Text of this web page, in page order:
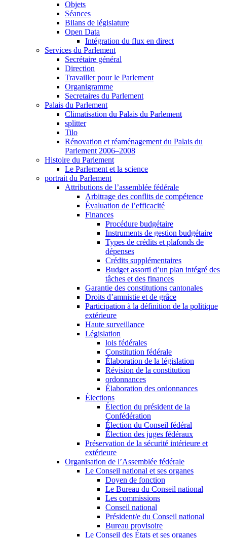
Objets
Séances
Bilans de législature
Open Data
Intégration du flux en direct
Services du Parlement
Secrétaire général
Direction
Travailler pour le Parlement
Organigramme
Secretaires du Parlement
Palais du Parlement
Climatisation du Palais du Parlement
splitter
Tilo
Rénovation et réaménagement du Palais du
Parlement 2006–2008
Histoire du Parlement
Le Parlement et la science
portrait du Parlement
Attributions de l’assemblée fédérale
Arbitrage des conflits de compétence
Évaluation de l’efficacité
Finances
Procédure budgétaire
Instruments de gestion budgétaire
Types de crédits et plafonds de
dépenses
Crédits supplémentaires
Budget assorti d’un plan intégré des
tâches et des finances
Garantie des constitutions cantonales
Droits d’amnistie et de grâce
Participation à la définition de la politique
extérieure
Haute surveillance
Législation
lois fédérales
Constitution fédérale
Élaboration de la législation
Révision de la constitution
ordonnances
Élaboration des ordonnances
Élections
Élection du président de la
Confédération
Élection du Conseil fédéral
Élection des juges fédéraux
Préservation de la sécurité intérieure et
extérieure
Organisation de l’Assemblée fédérale
Le Conseil national et ses organes
Doyen de fonction
Le Bureau du Conseil national
Les commissions
Conseil national
Président/e du Conseil national
Bureau provisoire
Le Conseil des États et ses organes